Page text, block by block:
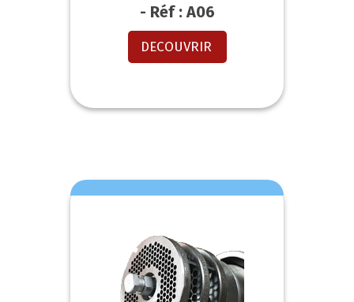
- Réf : A06
DECOUVRIR